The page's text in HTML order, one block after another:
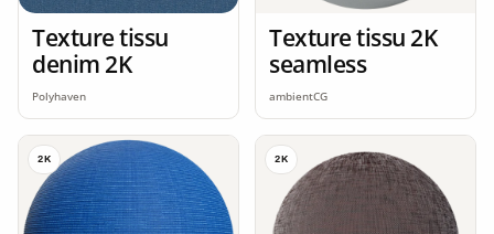
Texture tissu
denim 2K
Polyhaven
Texture tissu 2K
seamless
ambientCG
2K 2K